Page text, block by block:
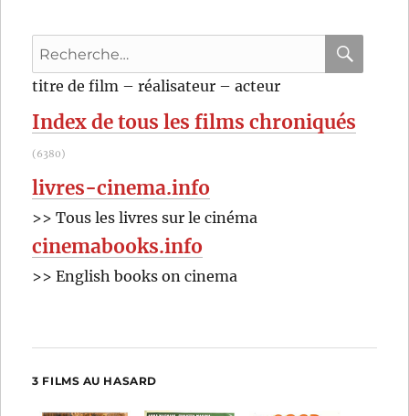
James
Recherche
pour
:
titre de film – réalisateur – acteur
Index de tous les films chroniqués
(6380)
livres-cinema.info
>> Tous les livres sur le cinéma
cinemabooks.info
>> English books on cinema
3 FILMS AU HASARD